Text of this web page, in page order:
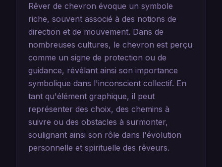
Rêver de chevron évoque un symbole
riche, souvent associé à des notions de
direction et de mouvement. Dans de
nombreuses cultures, le chevron est perçu
comme un signe de protection ou de
guidance, révélant ainsi son importance
symbolique dans l'inconscient collectif. En
tant qu'élément graphique, il peut
représenter des choix, des chemins à
suivre ou des obstacles à surmonter,
soulignant ainsi son rôle dans l'évolution
personnelle et spirituelle des rêveurs.